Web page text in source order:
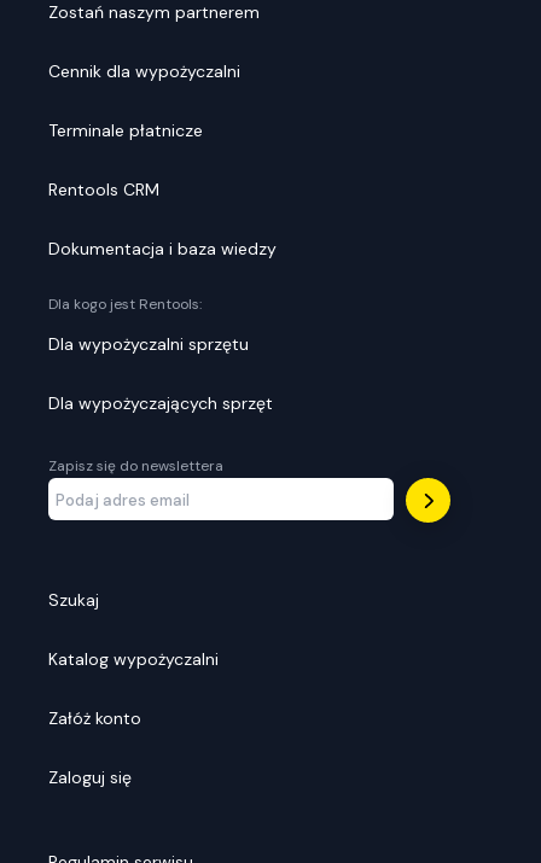
Zostań naszym partnerem
Cennik dla wypożyczalni
Terminale płatnicze
Rentools CRM
Dokumentacja i baza wiedzy
Dla kogo jest Rentools:
Dla wypożyczalni sprzętu
Dla wypożyczających sprzęt
Zapisz się do newslettera
Szukaj
Katalog wypożyczalni
Załóż konto
Zaloguj się